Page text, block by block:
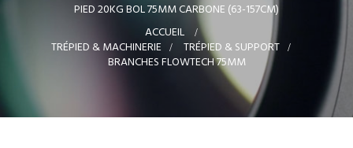
PIED 20KG BOL 75MM CARBONE (63-157CM)
ACCUEIL >
TRÉPIED & MACHINERIE > TRÉPIED & SUPPORT >
BRANCHES FLOWTECH 75MM